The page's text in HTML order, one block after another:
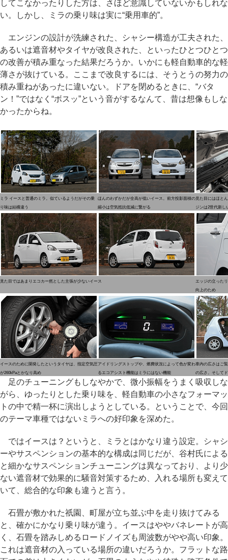
してこなかったりした方は、さほど意識していないかもしれな
い。しかし、ミラの乗り味は実に“乗用車的”。
エンジンの設計が洗練された、シャシー構造が工夫された、
あるいは遮音材やタイヤが改良された、といったひとつひとつ
の改善が積み重なった結果だろうか。いかにも軽自動車的な軽
薄さが抜けている。ここまで改良するには、そうとうの努力の
積み重ねがあったに違いない。ドアを閉めるときに、“バタ
ン！”ではなく“ボスッ”という音がするなんて、昔は想像もしな
かったからね。
ミラ イースと普通のミラ。似ているようだがその乗
り味は結構違う
ほんのわずかだが全高が低いイース。前方投影面積の
縮小は空気抵抗低減に繋がる
見た目にはほと
ジンは2世代新し
見た目ではあまりエコカー然とした主張が少ないイース
エッジの立った
向上のため
イースのために開発したというタイヤは、指定空気圧
が260kPaとかなり高め
アイドリングストップや、燃費状況によって色が変わ
るエコアシスト機能はミラにはない機能
車内の広さはご
の広さ。そして
足のチューニングもしなやかで、微小振幅をうまく吸収しな
がら、ゆったりとした乗り味を、軽自動車の小さなフォーマッ
トの中で精一杯に演出しようとしている。ということで、今回
のテーマ車種ではないミラへの好印象を深めた。
ではイースは？というと、ミラとはかなり違う設定。シャシ
ーやサスペンションの基本的な構成は同じだが、谷村氏による
と細かなサスペンションチューニングは異なっており、より少
ない遮音材で効果的に騒音対策するため、入れる場所も変えて
いて、総合的な印象も違うと言う。
石畳が敷かれた祇園、町屋が立ち並ぶ中を走り抜けてみる
と、確かにかなり乗り味が違う。イースはややバネレートが高
く、石畳を踏みしめるロードノイズも周波数がやや高い印象。
これは遮音材の入っている場所の違いだろうか。フラットな路